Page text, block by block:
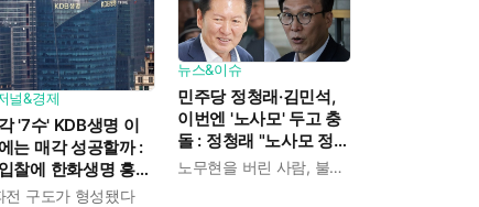
널&경제
'7수' KDB생명 이
는 매각 성공할까 :
찰에 한화생명 흥국
한국금융지주 최종
전 구도가 형성됐다
뉴스&이슈
민주당 정청래·김민석,
이번엔 '노사모' 두고 충
돌 : 정청래 "노사모 정신
으로 승리" vs 김민석 측노무현을 버린 사람, 불편하겠지